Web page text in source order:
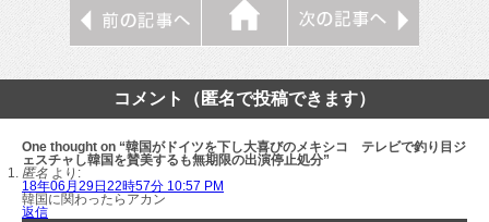
コメント（匿名で投稿できます）
One thought on “韓国がドイツを下し大喜びのメキシコ テレビで釣り目ジ
ェスチャし韓国を賛美するも無期限の出演停止処分”
匿名 より:
18年06月29日22時57分 10:57 PM
韓国に関わったらアカン
返信